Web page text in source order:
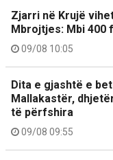
Zjarri në Krujë
Mbrojtjes: Mbi 400
09/08 10:05
Dita e gjashtë e
Mallakastër,
të përfshira
09/08 09:55